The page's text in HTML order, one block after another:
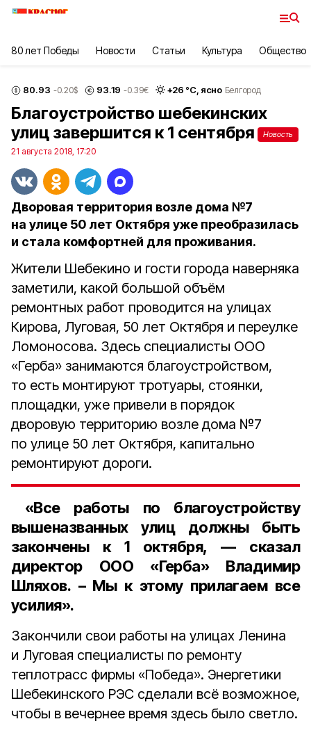
80 лет Победы Новости Статьи Культура Общество
80.93 -0.20$ 93.19 -0.39€ +26 °С, ясно Белгород
Благоустройство шебекинских
улиц завершится к 1 сентября
Новость
21 августа 2018, 17:20
Дворовая территория возле дома №7
на улице 50 лет Октября уже преобразилась
и стала комфортней для проживания.
Жители Шебекино и гости города наверняка
заметили, какой большой объём
ремонтных работ проводится на улицах
Кирова, Луговая, 50 лет Октября и переулке
Ломоносова. Здесь специалисты ООО
«Герба» занимаются благоустройством,
то есть монтируют тротуары, стоянки,
площадки, уже привели в порядок
дворовую территорию возле дома №7
по улице 50 лет Октября, капитально
ремонтируют дороги.
«Все работы по благоустройству
вышеназванных улиц должны быть
закончены к 1 октября, — сказал
директор ООО «Герба» Владимир
Шляхов. – Мы к этому прилагаем все
усилия».
Закончили свои работы на улицах Ленина
и Луговая специалисты по ремонту
теплотрасс фирмы «Победа». Энергетики
Шебекинского РЭС сделали всё возможное,
чтобы в вечернее время здесь было светло.